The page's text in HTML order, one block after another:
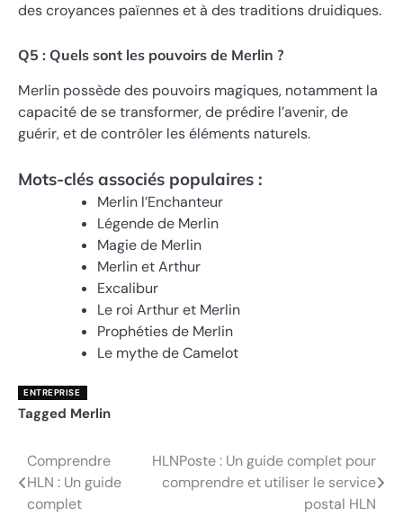
des croyances païennes et à des traditions druidiques.
Q5 : Quels sont les pouvoirs de Merlin ?
Merlin possède des pouvoirs magiques, notamment la
capacité de se transformer, de prédire l’avenir, de
guérir, et de contrôler les éléments naturels.
Mots-clés associés populaires :
Merlin l’Enchanteur
Légende de Merlin
Magie de Merlin
Merlin et Arthur
Excalibur
Le roi Arthur et Merlin
Prophéties de Merlin
Le mythe de Camelot
ENTREPRISE
Tagged Merlin
Post
navigation
Comprendre
HLN : Un guide
complet
HLNPoste : Un guide complet pour
comprendre et utiliser le service
postal HLN